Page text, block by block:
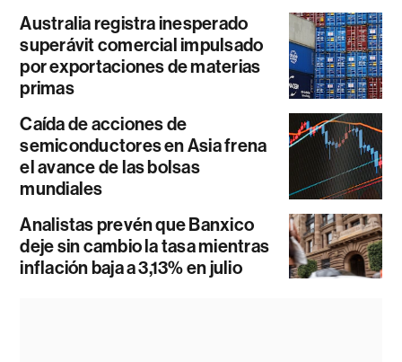
Australia registra inesperado
superávit comercial impulsado
por exportaciones de materias
primas
Caída de acciones de
semiconductores en Asia frena
el avance de las bolsas
mundiales
Analistas prevén que Banxico
deje sin cambio la tasa mientras
inflación baja a 3,13% en julio